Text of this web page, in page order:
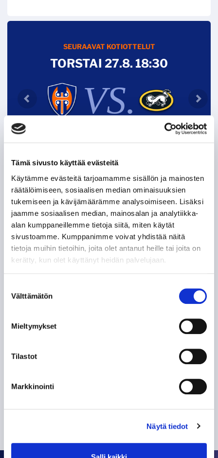
Tämä sivusto käyttää evästeitä
Käytämme evästeitä tarjoamamme sisällön ja mainosten
räätälöimiseen, sosiaalisen median ominaisuuksien
tukemiseen ja kävijämäärämme analysoimiseen. Lisäksi
jaamme sosiaalisen median, mainosalan ja analytiikka-
alan kumppaneillemme tietoja siitä, miten käytät
sivustoamme. Kumppanimme voivat yhdistää näitä
tietoja muihin tietoihin, joita olet antanut heille tai joita on
kerätty, kun olet käyttänyt heidän palvelujaan.
valinta
Välttämätön
Mieltymykset
Tilastot
Markkinointi
Näytä tiedot
SEURAAVAT KOTIOTTELUT
TORSTAI 27.8. 18:30
VS.
Tappara uutiskirje